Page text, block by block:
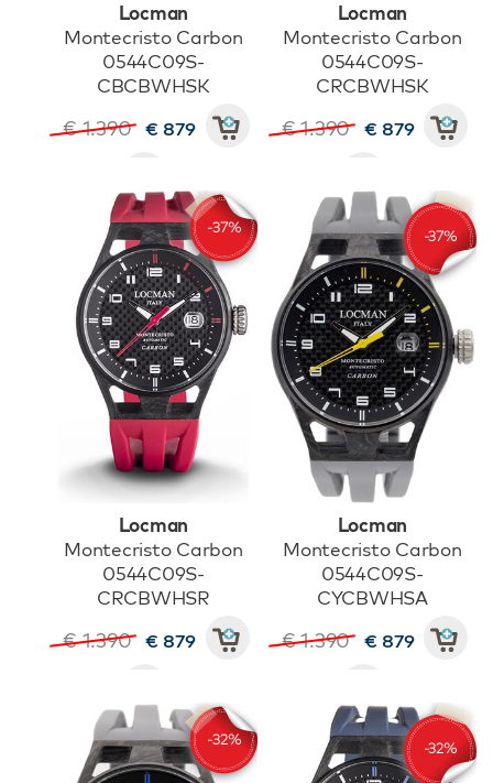
Locman
Montecristo Carbon
0544C09S-
CBCBWHSK
€ 1.390 € 879
Locman
Montecristo Carbon
0544C09S-
CRCBWHSK
€ 1.390 € 879
Locman
Montecristo Carbon
0544C09S-
CRCBWHSR
€ 1.390 € 879
Locman
Montecristo Carbon
0544C09S-
CYCBWHSA
€ 1.390 € 879